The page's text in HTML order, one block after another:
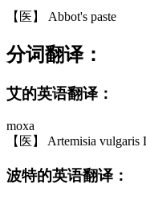
【医】 Abbot's paste
分词翻译：
艾的英语翻译：
moxa
【医】 Artemisia vulgaris
波特的英语翻译：